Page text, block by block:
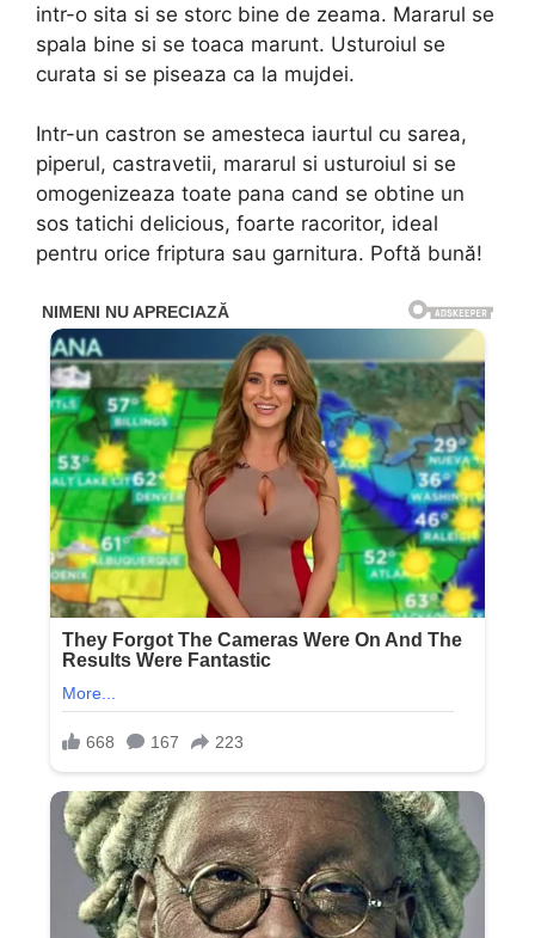
intr-o sita si se storc bine de zeama. Mararul se
spala bine si se toaca marunt. Usturoiul se
curata si se piseaza ca la mujdei.
Intr-un castron se amesteca iaurtul cu sarea,
piperul, castravetii, mararul si usturoiul si se
omogenizeaza toate pana cand se obtine un
sos tatichi delicious, foarte racoritor, ideal
pentru orice friptura sau garnitura. Poftă bună!